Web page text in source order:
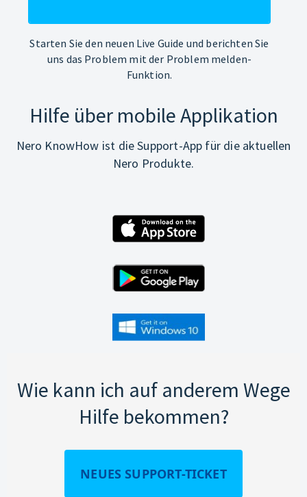
Starten Sie den neuen Live Guide und berichten Sie
uns das Problem mit der Problem melden-
Funktion.
Hilfe über mobile Applikation
Nero KnowHow ist die Support-App für die aktuellen
Nero Produkte.
Wie kann ich auf anderem Wege
Hilfe bekommen?
NEUES SUPPORT-TICKET